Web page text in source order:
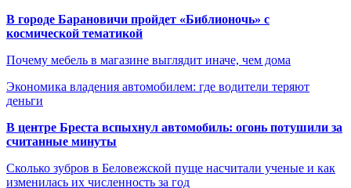
В городе Барановичи пройдет «Библионочь» с
космической тематикой
Почему мебель в магазине выглядит иначе, чем дома
Экономика владения автомобилем: где водители теряют
деньги
В центре Бреста вспыхнул автомобиль: огонь потушили за
считанные минуты
Сколько зубров в Беловежской пуще насчитали ученые и как
изменилась их численность за год